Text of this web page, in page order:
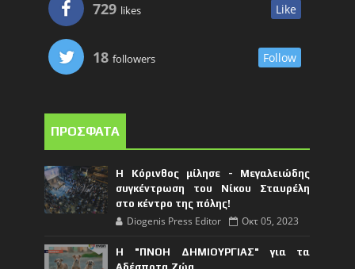
729 likes Like
18 followers Follow
ΠΡΟΣΦΑΤΑ
Η Κόρινθος μίλησε - Μεγαλειώδης
συγκέντρωση του Νίκου Σταυρέλη
στο κέντρο της πόλης!
Diogenis Press Editor Οκτ 05, 2023
Η "ΠΝΟΗ ΔΗΜΙΟΥΡΓΙΑΣ" για τα